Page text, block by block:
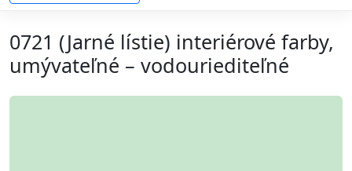
0721 (Jarné lístie) interiérové farby,
umývateľné – vodouriediteľné